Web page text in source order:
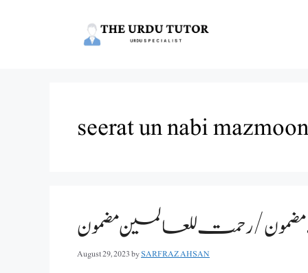
seerat un nabi
/رحمت للعالمین مضمون
August 29, 2023bySARFRAZ AHSAN